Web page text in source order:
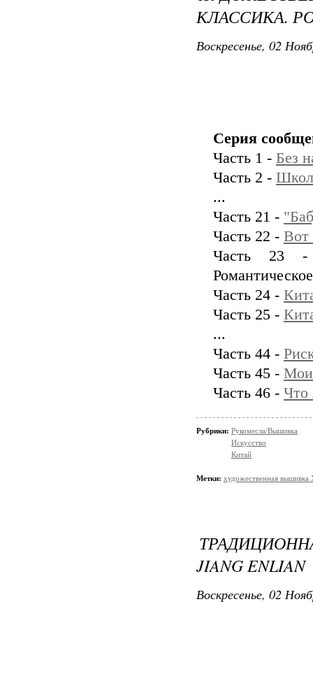
КЛАССИКА.
Воскресенье, 02
Серия
Часть 1 - Без
Часть 2 -
...
Часть 21 -
Часть 22 - Вот
Часть 23 -
Романтическое
Часть 24 -
Часть 25 -
...
Часть 44 -
Часть 45 - Мои
Часть 46 - Что
Рубрики: Рукомесла/Вышивка
Искусство
Китай
Метки: художественная вышивка
JIANG ENLIAN
Воскресенье, 02